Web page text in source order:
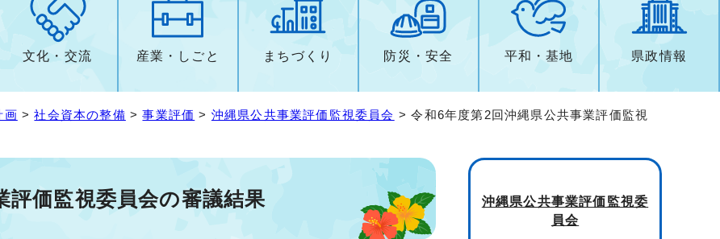
文化・交流 産業・しごと まちづくり 防災・安全 平和・基地 県政情報
画 >社会資本の整備 >事業評価 > 沖縄県公共事業評価監視委員会 > 令和6年度第2回沖縄県公共事業評価監視
評価監視委員会の審議結果
沖縄県公共事業評価監視委
員会